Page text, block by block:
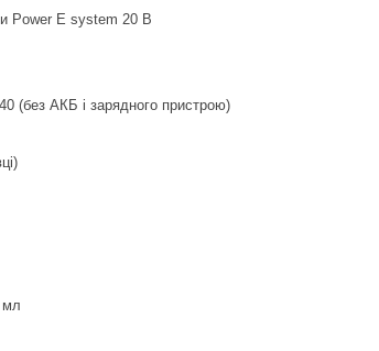
Power E system 20 В
(без АКБ і зарядного пристрою)
мл